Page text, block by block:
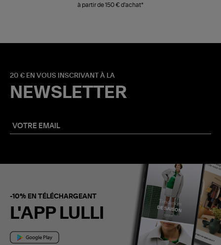
à partir de 150 € d'achat*
20 € EN VOUS INSCRIVANT À LA
NEWSLETTER
-10% EN TÉLÉCHARGEANT
L'APP LULLI